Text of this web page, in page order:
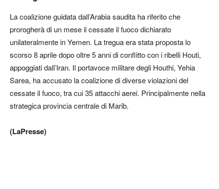
La coalizione guidata dall’Arabia saudita ha riferito che
prorogherà di un mese il cessate il fuoco dichiarato
unilateralmente in Yemen. La tregua era stata proposta lo
scorso 8 aprile dopo oltre 5 anni di conflitto con i ribelli Houti,
appoggiati dall’Iran. Il portavoce militare degli Houthi, Yehia
Sarea, ha accusato la coalizione di diverse violazioni del
cessate il fuoco, tra cui 35 attacchi aerei. Principalmente nella
strategica provincia centrale di Marib.
(LaPresse)